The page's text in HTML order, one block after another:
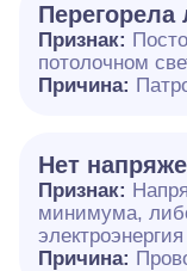
Перегорела
Признак:
потолочном
Причина:
Нет
Признак:
минимума,
Причина: